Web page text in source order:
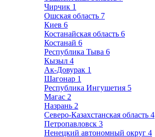
Чирчик 1
Ошская область 7
Киев 6
Костанайская область 6
Костанай 6
Республика Тыва 6
Кызыл 4
Ак-Довурак 1
Шагонар 1
Республика Ингушетия 5
Магас 2
Назрань 2
Северо-Казахстанская область 4
Петропавловск 3
Ненецкий автономный округ 4